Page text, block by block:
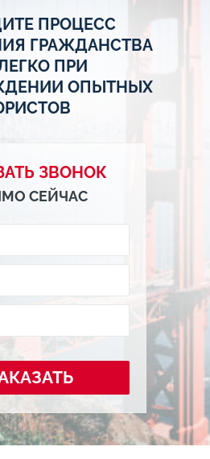
ПРОЦЕСС
ГРАЖДАНСТВА
ПРИ
ОПЫТНЫХ
ЗВОНОК
СЕЙЧАС